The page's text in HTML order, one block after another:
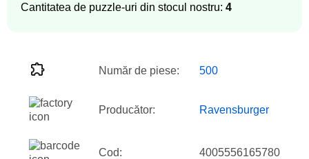
Cantitatea de puzzle-uri din stocul nostru: 4
Număr de piese: 500
Producător: Ravensburger
Cod: 4005556165780